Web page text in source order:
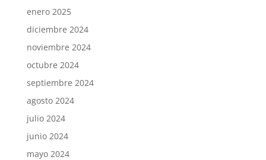
enero 2025
diciembre 2024
noviembre 2024
octubre 2024
septiembre 2024
agosto 2024
julio 2024
junio 2024
mayo 2024